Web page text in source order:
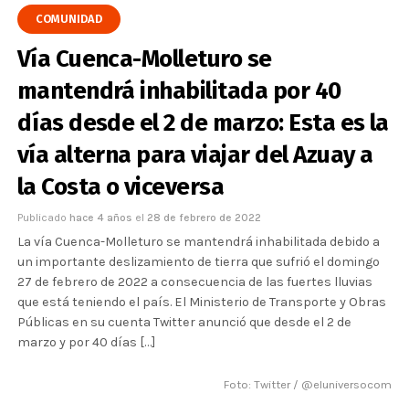
COMUNIDAD
Vía Cuenca-Molleturo se
mantendrá inhabilitada por 40
días desde el 2 de marzo: Esta es la
vía alterna para viajar del Azuay a
la Costa o viceversa
Publicado hace 4 años el 28 de febrero de 2022
La vía Cuenca-Molleturo se mantendrá inhabilitada debido a
un importante deslizamiento de tierra que sufrió el domingo
27 de febrero de 2022 a consecuencia de las fuertes lluvias
que está teniendo el país. El Ministerio de Transporte y Obras
Públicas en su cuenta Twitter anunció que desde el 2 de
marzo y por 40 días […]
Foto: Twitter / @eluniversocom